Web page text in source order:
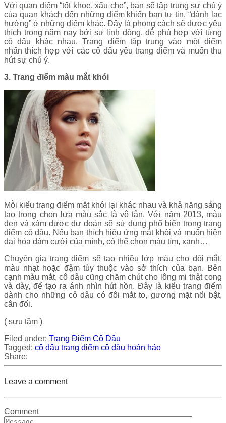
Với quan điểm “tốt khoe, xấu che”, bạn sẽ tập trung sự chú ý
của quan khách đến những điểm khiến bạn tự tin, “đánh lạc
hướng” ở những điểm khác. Đây là phong cách sẽ được yêu
thích trong năm nay bởi sự linh động, dễ phù hợp với từng
cô dâu khác nhau. Trang điểm tập trung vào một điểm
nhấn thích hợp với các cô dâu yêu trang điểm và muốn thu
hút sự chú ý.
3. Trang điểm màu mắt khói
Mỗi kiểu trang điểm mắt khói lại khác nhau và khả năng sáng
tạo trong chọn lựa màu sắc là vô tận. Với năm 2013, màu
đen và xám được dự đoán sẽ sử dụng phổ biến trong trang
điểm cô dâu. Nếu bạn thích hiệu ứng mắt khói và muốn hiện
đại hóa đám cưới của mình, có thể chọn màu tím, xanh…
Chuyên gia trang điểm sẽ tạo nhiều lớp màu cho đôi mắt,
màu nhạt hoặc đậm tùy thuộc vào sở thích của bạn. Bên
cạnh màu mắt, cô dâu cũng chăm chút cho lông mi thật cong
và dày, để tạo ra ánh nhìn hút hồn. Đây là kiểu trang điểm
dành cho những cô dâu có đôi mắt to, gương mặt nổi bật,
cân đối.
( sưu tầm )
Filed under: Trang Điểm Cô Dâu
Tagged: cô dâu trang điểm cô dâu hoàn hảo
Share:
Leave a comment
Comment